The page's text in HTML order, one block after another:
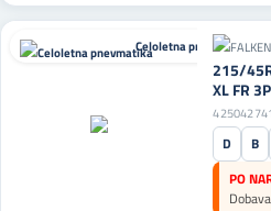
Celoletna pnevmatika
215/
XL FR
D B
PO